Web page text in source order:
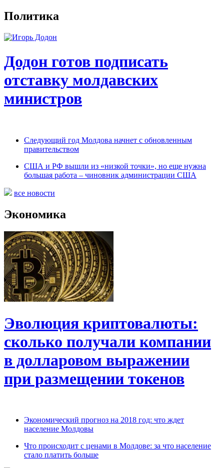
Политика
Додон готов подписать
отставку молдавских
министров
Следующий год Молдова начнет с обновленным
правительством
США и РФ вышли из «низкой точки», но еще нужна
большая работа – чиновник администрации США
все новости
Экономика
Эволюция криптовалюты:
сколько получали компании
в долларовом выражении
при размещении токенов
Экономический прогноз на 2018 год: что ждет
население Молдовы
Что происходит с ценами в Молдове: за что население
стало платить больше